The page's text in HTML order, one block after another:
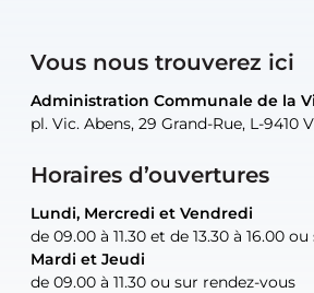
Vous nous trouverez ici
Administration Communale de la
pl. Vic. Abens, 29 Grand-Rue, L-9410
Horaires d’ouvertures
Lundi, Mercredi et Vendredi
de 09.00 à 11.30 et de 13.30 à 16.00
Mardi et Jeudi
de 09.00 à 11.30 ou sur rendez-vous
Administration Communale de la
pl. Vic. Abens, 29 Grand-Rue, L-9410
Lundi, Mercredi et Vendredi
de 09.00 à 11.30 et de 13.30 à 16.00
Mardi et Jeudi
de 09.00 à 11.30 ou sur rendez-vous
Administration Communale de la
pl. Vic. Abens, 29 Grand-Rue, L-9410
uniquement sur rendez-vous
Administration Communale de la
pl. Vic. Abens, 29 Grand-Rue, L-9410
uniquement sur rendez-vous
Atelier Communal de la Ville de
30, rue Neugarten, L-9422 Vianden
uniquement sur rendez-vous